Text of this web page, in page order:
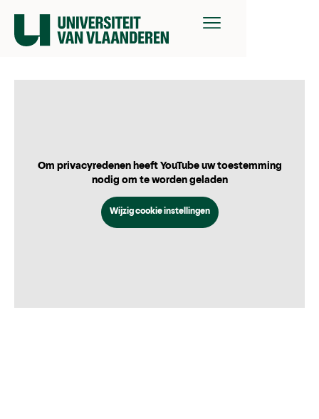
Om privacyredenen heeft YouTube uw toestemming
nodig om te worden geladen
Wijzig cookie instellingen